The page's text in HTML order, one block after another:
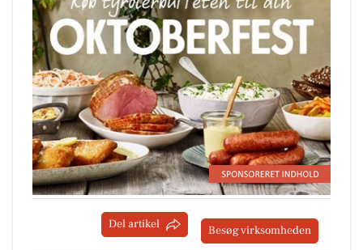
Del artikel Besøg virksomheden